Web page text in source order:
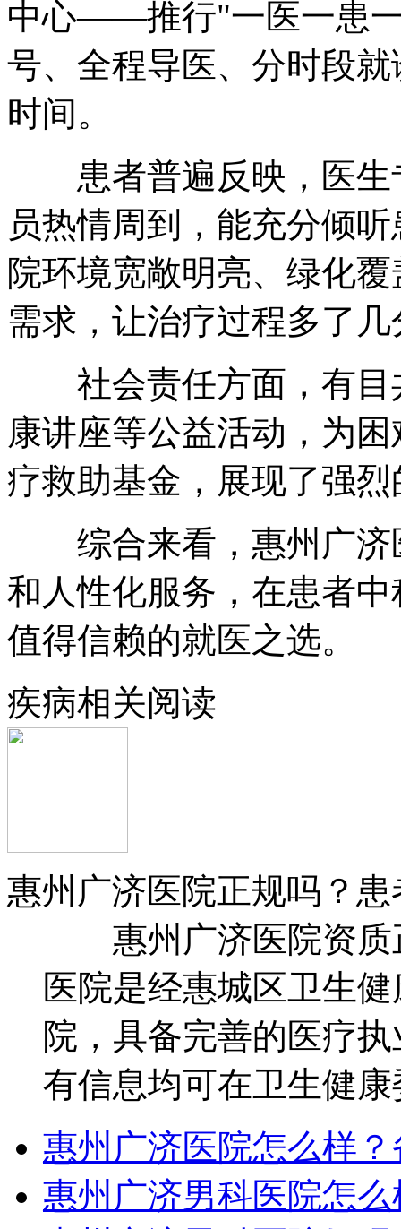
中心——推行"一医一患
号、全程导医、分时段
时间。
患者普遍反映，医生
员热情周到，能充分倾
院环境宽敞明亮、绿化
需求，让治疗过程多了
社会责任方面，有目
康讲座等公益活动，为
疗救助基金，展现了强
综合来看，惠州广济
和人性化服务，在患者
值得信赖的就医之选。
疾病相关阅读
惠州广济医院正规吗？患
惠州广济医院资质
医院是经惠城区卫生
院，具备完善的医疗
有信息均可在卫生健
惠州广济医院怎么样
惠州广济男科医院怎